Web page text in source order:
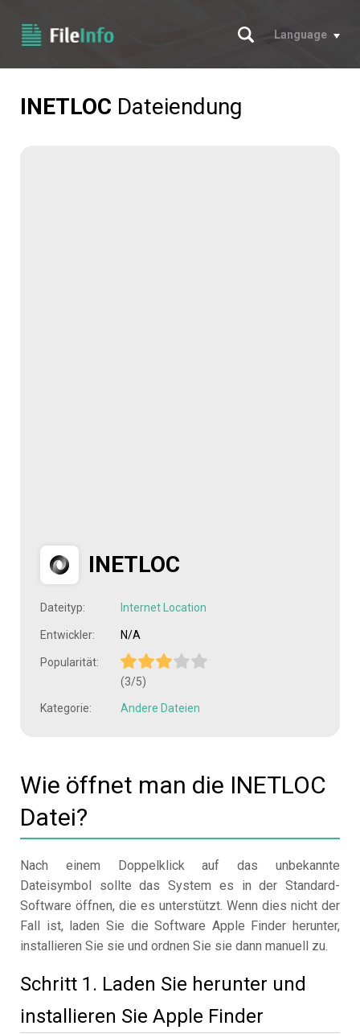
Suche
Language
INETLOC Dateiendung
INETLOC
Dateityp: Internet Location
Entwickler: N/A
Popularität:
(3/5)
Kategorie: Andere Dateien
Wie öffnet man die INETLOC
Datei?
Nach einem Doppelklick auf das unbekannte
Dateisymbol sollte das System es in der Standard-
Software öffnen, die es unterstützt. Wenn dies nicht der
Fall ist, laden Sie die Software Apple Finder herunter,
installieren Sie sie und ordnen Sie sie dann manuell zu.
Schritt 1. Laden Sie herunter und
installieren Sie Apple Finder